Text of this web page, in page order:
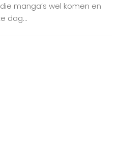
manga’s wel komen en
dag...